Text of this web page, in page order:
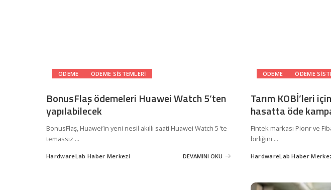
ÖDEME ÖDEME SISTEMLERI
BonusFlaş ödemeleri Huawei Watch 5’ten
yapılabilecek
BonusFlaş, Huawei’in yeni nesil akıllı saati Huawei Watch 5 ‘te
temassız ...
Posted
HardwareLab Haber Merkezi DEVAMINI OKU
ÖDEME ÖDEME
Tarım KOBİ’leri
hasatta öde
Fintek markası Pionr ve
birliğini ...
Posted
HardwareLab Haber